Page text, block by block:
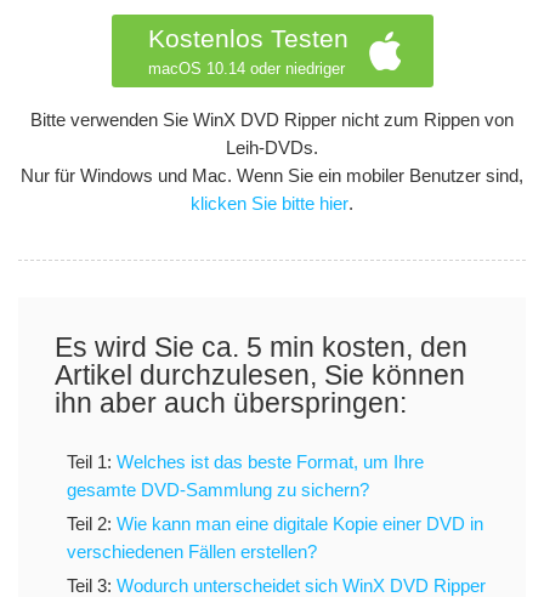
Kostenlos Testen
macOS 10.14 oder niedriger
Bitte verwenden Sie WinX DVD Ripper nicht zum Rippen von
Leih-DVDs.
Nur für Windows und Mac. Wenn Sie ein mobiler Benutzer sind,
klicken Sie bitte hier.
Es wird Sie ca. 5 min kosten, den
Artikel durchzulesen, Sie können
ihn aber auch überspringen:
Teil 1: Welches ist das beste Format, um Ihre
gesamte DVD-Sammlung zu sichern?
Teil 2: Wie kann man eine digitale Kopie einer DVD in
verschiedenen Fällen erstellen?
Teil 3: Wodurch unterscheidet sich WinX DVD Ripper